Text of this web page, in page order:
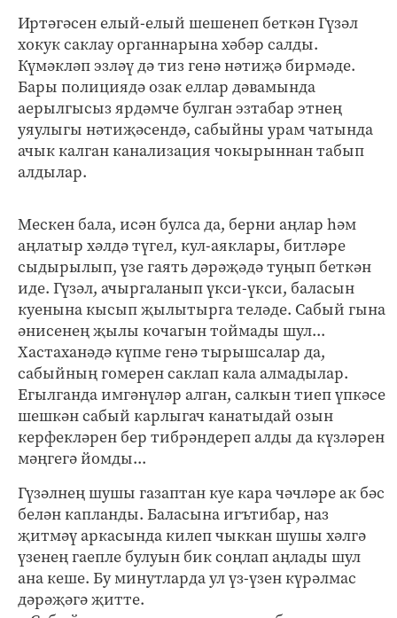
Иртәгәсен елый-елый шешенеп беткән Гүзәл
хокук саклау органнарына хәбәр салды.
Күмәкләп эзләү дә тиз генә нәтиҗә бирмәде.
Бары полициядә озак еллар дәвамында
аерылгысыз ярдәмче булган эзтабар этнең
уяулыгы нәтиҗәсендә, сабыйны урам чатында
ачык калган канализация чокырыннан табып
алдылар.
Мескен бала, исән булса да, берни аңлар һәм
аңлатыр хәлдә түгел, кул-аяклары, битләре
сыдырылып, үзе гаять дәрәҗәдә туңып беткән
иде. Гүзәл, ачыргаланып үкси-үкси, баласын
куенына кысып җылытырга теләде. Сабый гына
әнисенең җылы кочагын тоймады шул...
Хастаханәдә күпме генә тырышсалар да,
сабыйның гомерен саклап кала алмадылар.
Егылганда имгәнүләр алган, салкын тиеп үпкәсе
шешкән сабый карлыгач канатыдай озын
керфекләрен бер тибрәндереп алды да күзләрен
мәңгегә йомды...
Гүзәлнең шушы газаптан куе кара чәчләре ак бәс
белән капланды. Баласына игътибар, наз
җитмәү аркасында килеп чыккан шушы хәлгә
үзенең гаепле булуын бик соңлап аңлады шул
ана кеше. Бу минутларда ул үз-үзен күрәлмас
дәрәҗәгә җитте.